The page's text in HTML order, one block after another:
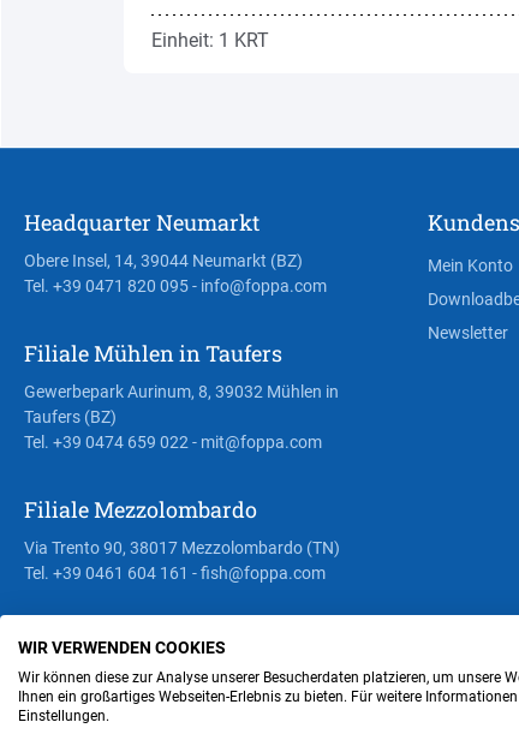
Einheit: 1 KRT
Headquarter Neumarkt
Obere Insel, 14, 39044 Neumarkt (BZ)
Tel. +39 0471 820 095- info@foppa.com
Filiale Mühlen in Taufers
Gewerbepark Aurinum, 8, 39032 Mühlen in
Taufers (BZ)
Tel. +39 0474 659 022 - mit@foppa.com
Filiale Mezzolombardo
Via Trento 90, 38017 Mezzolombardo (TN)
Tel. +39 0461 604 161 - fish@foppa.com
Mein Konto
Newsletter
Steuer- und MwSt.- Nr. IT00676670219
WIR VERWENDEN COOKIES
Wir können diese zur Analyse unserer Besucherdaten platzieren, um unsere
Ihnen ein großartiges Webseiten-Erlebnis zu bieten. Für weitere
Einstellungen.